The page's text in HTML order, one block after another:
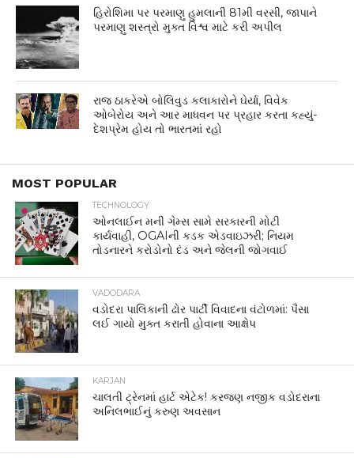
હિરોશિમા પર પરમાણુ હુમલાની 81મી વરસી, જાપાને
પરમાણુ શસ્ત્રો મુક્ત વિશ્વ માટે કરી અપીલ
રાજ ઠાકરેએ બોલિવુડ કલાકારોને ઘેર્યા, વિવેક
ઓબેરોય અને આર માધવન પર પ્રહાર કરતા કહ્યું-
દેશપ્રેમ હોય તો ભારતમાં રહો
MOST POPULAR
TECHNOLOGY
ઓનલાઈન મની ગેમ્સ સામે સરકારની મોટી
કાર્યવાહી, OGAIની કડક એડવાઇઝરી; નિયમ
તોડનારને કરોડોનો દંડ અને જેલની જોગવાઈ
VADODARA
વડોદરા પાલિકાની ઢોર પાર્ટી વિવાદના વંટોળમાં: પૈસા
લઈ ગાયો મુક્ત કરાતી હોવાના આક્ષેપ
KARJAN
ચાલતી ટ્રેનમાં હાર્ટ એટેક! કરજણ નજીક વડોદરાના
અનિલભાઈનું કરુણ અવસાન